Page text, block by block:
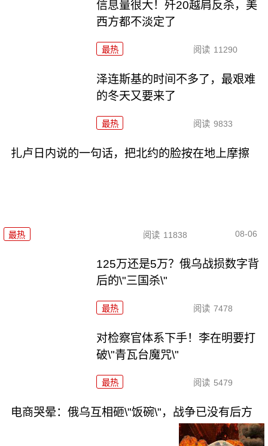
信息量很大！歼20越肩反杀，美
西方都不淡定了
最热 阅读 11290
泽连斯基的时间不多了，最艰难
的冬天又要来了
最热 阅读 9833
扎卢日内说的一句话，把北约的脸按在地上摩擦
最热 阅读 11838 08-06
125万还是5万？俄乌战损数字背
后的\"三国杀\"
最热 阅读 7478
对检察官体系下手！李在明要打
破\"青瓦台魔咒\"
最热 阅读 5479
电商哭晕：俄乌互相砸\"饭碗\"，战争已没有后方